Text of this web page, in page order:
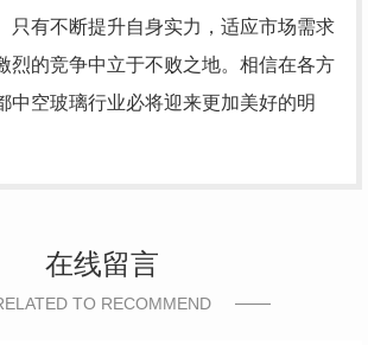
只有不断提升自身实力，适应市场需求
烈的竞争中立于不败之地。相信在各方
中空玻璃行业必将迎来更加美好的明
在线留言
TO RECOMMEND